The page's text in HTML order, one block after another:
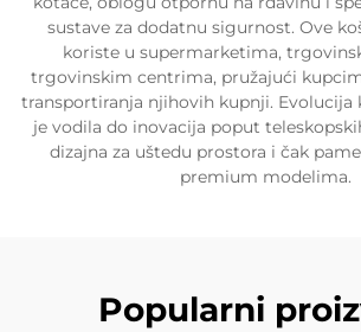
sustave za dodatnu sigurnost. Ove
koriste u supermarketima,
trgovinskim centrima, pružajući
transportiranja njihovih kupnji. Evolucija
je vodila do inovacija poput
dizajna za uštedu prostora i čak
premium modelima.
Popularni